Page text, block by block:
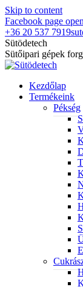
Skip to content
Facebook page
+36 20 537 7919
Sütödetech
Sütőipari gépek
Kezdőlap
Termékeink
Pékség